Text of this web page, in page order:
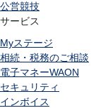
公営競技
サービス
Myステージ
相続・税務のご相談
電子マネーWAON
セキュリティ
インボイス